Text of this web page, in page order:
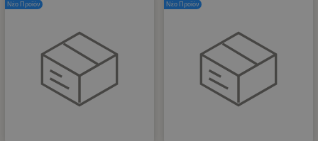
Νέο Προϊόν Νέο Προϊόν